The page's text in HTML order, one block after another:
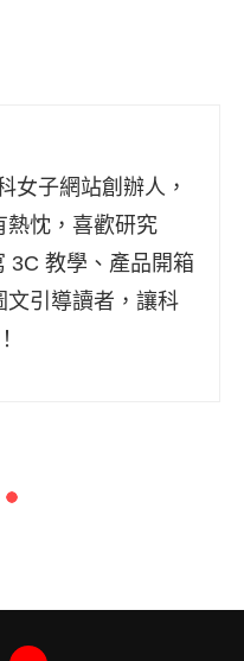
女子網站創辦人，
熱忱，喜歡研究
3C 教學、產品開箱
文引導讀者，讓科
02 更新時間 2023-02-07